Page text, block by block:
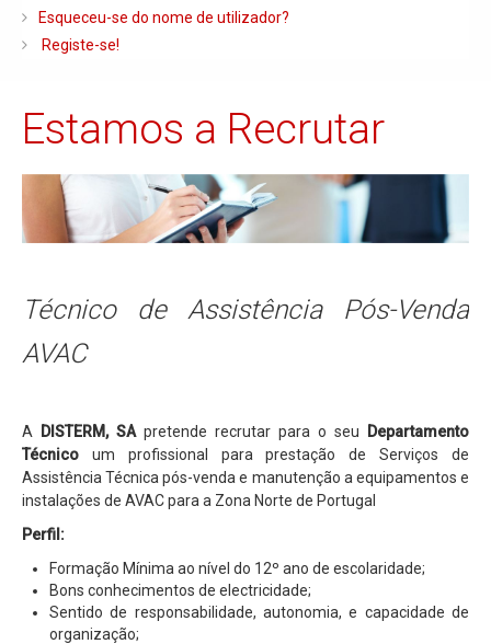
Caldeiras e Queimadores
Biomassa
Piso Radiante
Depósitos de Gasóleo e Água
Regulação e Controlo
Bombas e Circuladores
Chaminés
Ferramentas
Permutadores de Placas
Serviços
Centro de Formação
Gabinete de Engenharia
Esqueceu-se do nome de utilizador?
Registe-se!
Estamos a Recrutar
Técnico de Assistência Pós-Venda
AVAC
A DISTERM, SApretende recrutar para o seu
Departamento
Técnico um profissional para prestação de Serviços de
Assistência Técnica pós-venda e manutenção a equipamentos e
instalações de AVAC para a Zona Norte de Portugal
Perfil:
Formação Mínima ao nível do 12º ano de escolaridade;
Bons conhecimentos de electricidade;
Sentido de responsabilidade, autonomia, e capacidade de
organização;